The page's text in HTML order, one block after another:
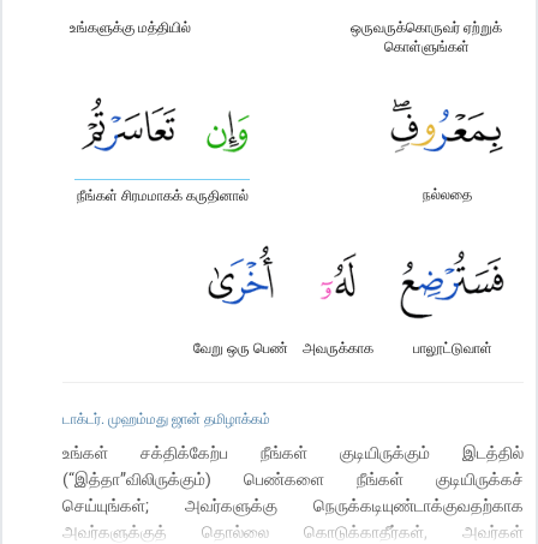
ஒருவருக்கொருவர் ஏற்றுக்
கொள்ளுங்கள்
உங்களுக்கு மத்தியில்
நல்லதை
நீங்கள் சிரமமாகக் கருதினால்
பாலூட்டுவாள்
அவருக்காக
வேறு ஒரு பெண்
டாக்டர். முஹம்மது ஜான் தமிழாக்கம்
உங்கள் சக்திக்கேற்ப நீங்கள் குடியிருக்கும் இடத்தில்
(“இத்தா”விலிருக்கும்) பெண்களை நீங்கள் குடியிருக்கச்
செய்யுங்கள்; அவர்களுக்கு நெருக்கடியுண்டாக்குவதற்காக
அவர்களுக்குத் தொல்லை கொடுக்காதீர்கள், அவர்கள்